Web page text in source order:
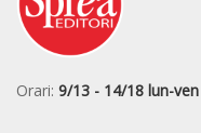
Orari: 9/13 - 14/18 lun-ven